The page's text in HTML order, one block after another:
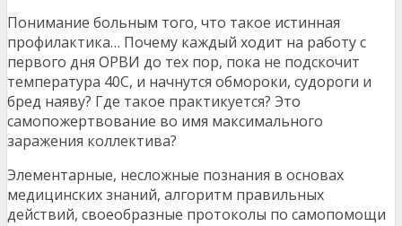
Понимание больным того, что такое истинная
профилактика… Почему каждый ходит на работу с
первого дня ОРВИ до тех пор, пока не подскочит
температура 40С, и начнутся обмороки, судороги и
бред наяву? Где такое практикуется? Это
самопожертвование во имя максимального
заражения коллектива?
Элементарные, несложные познания в основах
медицинских знаний, алгоритм правильных
действий, своеобразные протоколы по самопомощи